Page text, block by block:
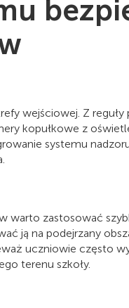
wejściowej. Z
kopułkowe z
systemu
warto zastosować
ją na podejrzany
uczniowie często
terenu szkoły.